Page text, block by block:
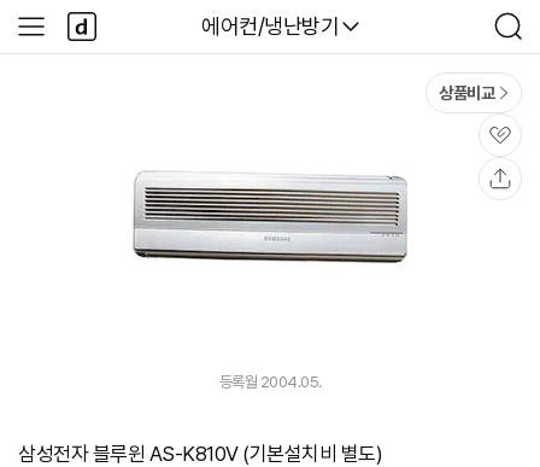
다나와
에어컨/냉난방기
검
색
사
이
다
나
와
상품비교
관
심
등록월 2004.05.
삼성전자 블루윈 AS-K810V (기본설치비 별도)